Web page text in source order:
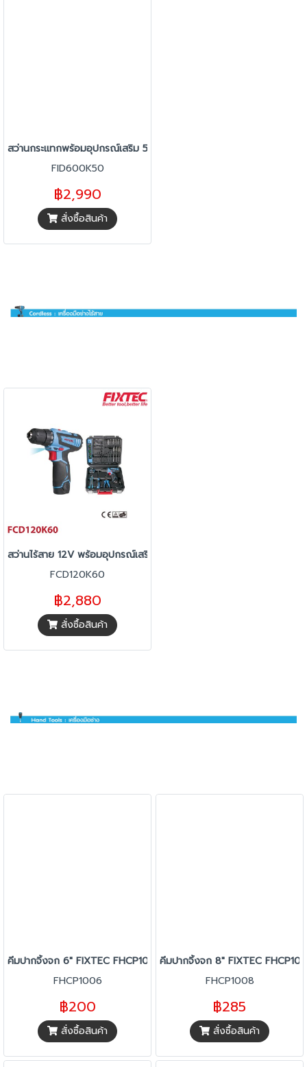
สว่านกระแทกพร้อมอุปกรณ์เสริม 50 ชิ้น FID600K50
FID600K50
฿2,990
สั่งซื้อสินค้า
สว่านไร้สาย 12V พร้อมอุปกรณ์เสริม 60 ชิ้น FCD120K60
FCD120K60
฿2,880
สั่งซื้อสินค้า
คีมปากจิ้งจก 6" FIXTEC FHCP1006
FHCP1006
฿200
สั่งซื้อสินค้า
คีมปากจิ้งจก 8" FIXTEC
FHCP1008
฿285
สั่งซื้อสินค้า